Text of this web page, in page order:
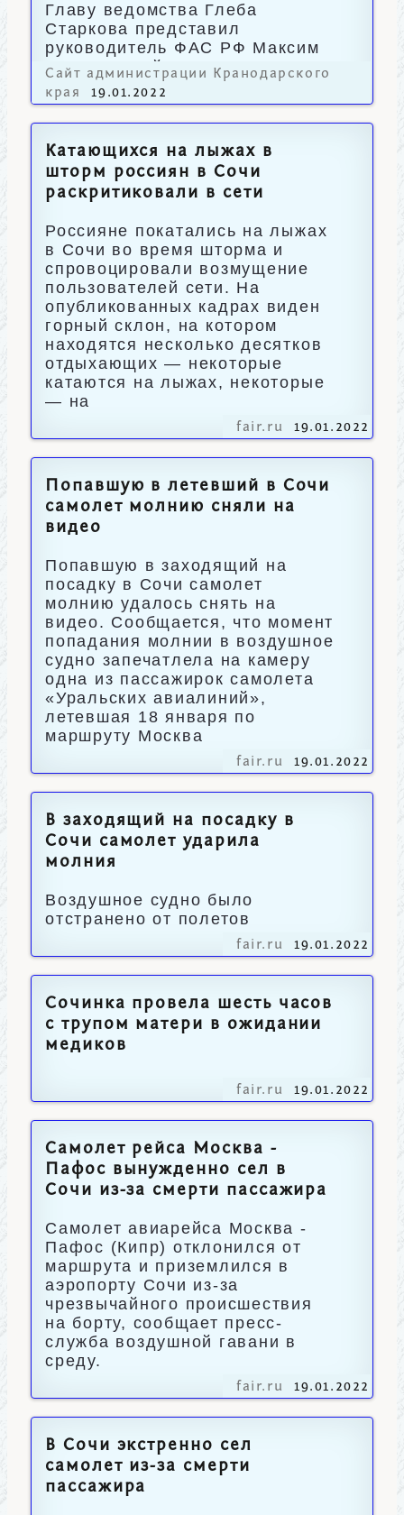
Главу ведомства Глеба
Старкова представил
руководитель ФАС РФ Максим
Шаскольский.
Сайт администрации Кранодарского
края
19.01.2022
Катающихся на лыжах в
шторм россиян в Сочи
раскритиковали в сети
Россияне покатались на лыжах
в Сочи во время шторма и
спровоцировали возмущение
пользователей сети. На
опубликованных кадрах виден
горный склон, на котором
находятся несколько десятков
отдыхающих — некоторые
катаются на лыжах, некоторые
— на
fair.ru 19.01.2022
Попавшую в летевший в Сочи
самолет молнию сняли на
видео
Попавшую в заходящий на
посадку в Сочи самолет
молнию удалось снять на
видео. Сообщается, что момент
попадания молнии в воздушное
судно запечатлела на камеру
одна из пассажирок самолета
«Уральских авиалиний»,
летевшая 18 января по
маршруту Москва
fair.ru 19.01.2022
В заходящий на посадку в
Сочи самолет ударила
молния
Воздушное судно было
отстранено от полетов
fair.ru 19.01.2022
Сочинка провела шесть часов
с трупом матери в ожидании
медиков
fair.ru 19.01.2022
Самолет рейса Москва -
Пафос вынужденно сел в
Сочи из-за смерти пассажира
Самолет авиарейса Москва -
Пафос (Кипр) отклонился от
маршрута и приземлился в
аэропорту Сочи из-за
чрезвычайного происшествия
на борту, сообщает пресс-
служба воздушной гавани в
среду.
fair.ru 19.01.2022
В Сочи экстренно сел
самолет из-за смерти
пассажира